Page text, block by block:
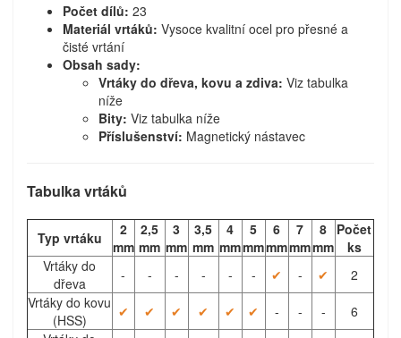
Počet dílů: 23
Materiál vrtáků: Vysoce kvalitní ocel pro přesné a
čisté vrtání
Obsah sady:
Vrtáky do dřeva, kovu a zdiva: Viz tabulka
níže
Bity: Viz tabulka níže
Příslušenství: Magnetický nástavec
Tabulka vrtáků
Typ vrtáku
2
mm
2,5
mm
3
mm
3,5
mm
4
mm
5
mm
6
mm
7
mm
8
mm
Počet
ks
Vrtáky do
dřeva
- - - - - - ✔ - ✔
2
Vrtáky do kovu
(HSS)
✔ ✔ ✔ ✔ ✔ ✔ - - -
6